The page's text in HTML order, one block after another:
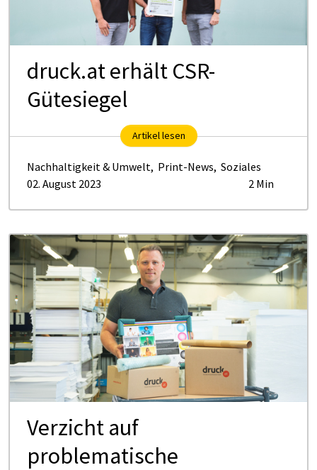
druck.at erhält CSR-
Gütesiegel
Artikel lesen
Nachhaltigkeit & Umwelt, Print-News, Soziales
02. August 2023
2 Min
Verzicht auf
problematische